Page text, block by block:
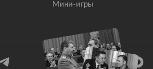
Мини-игры